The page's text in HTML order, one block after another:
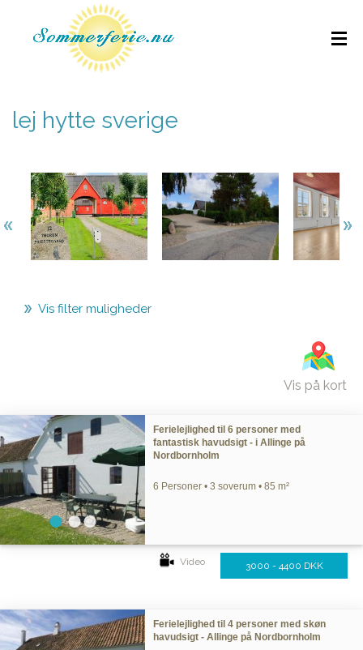
lej hytte sverige
Vis filter muligheder
Vis på kort
Ferielejlighed til 6 personer med
fantastisk havudsigt - i Allinge på
Nordbornholm
6 Personer • 3 soverum • 85 m²
Video 3000 - 4400 DKK
Ferielejlighed til 4 personer med skøn
havudsigt - Allinge på Nordbornholm